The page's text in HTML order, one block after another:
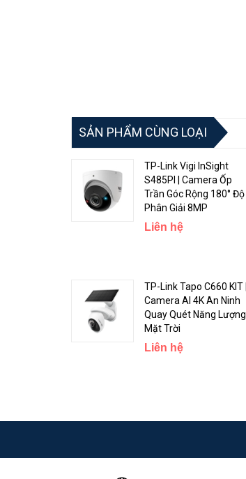
SẢN PHẨM CÙNG LOẠI
TP-Link Vigi InSight
S485PI | Camera Ốp
Trần Góc Rộng 180° Độ
Phân Giải 8MP
Liên hệ
TP-Link Tapo C660 KIT |
Camera AI 4K An Ninh
Quay Quét Năng Lượng
Mặt Trời
Liên hệ